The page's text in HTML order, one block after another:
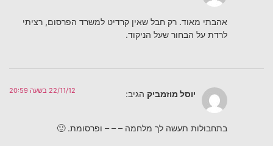
אהבתי מאוד. רק חבל שאין קרדיט למשרד הפרסום, רציתי
לרדת על הבחור שעל הניקוד.
יוסל מוזמביק הגיב: 22/11/12 בשעה 20:59
בתחבולות תעשה לך מלחמה – – – ופרסומת. 🙂